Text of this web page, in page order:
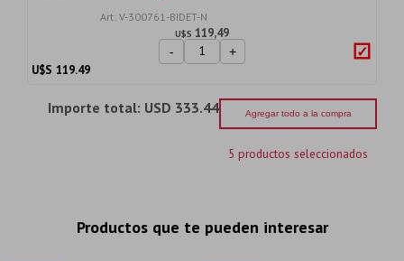
Art: V-300761-BIDET-N
U$S 119,49
- +
U$S 119.49
Importe total: USD 333.44 Agregar todo a la compra
5 productos seleccionados
Productos que te pueden interesar